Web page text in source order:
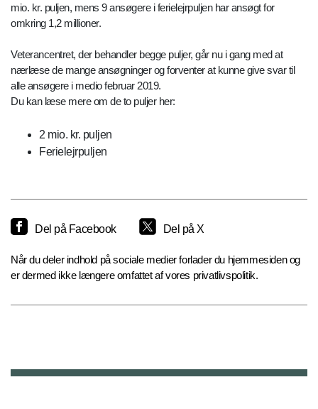
mio. kr. puljen, mens 9 ansøgere i ferielejrpuljen har ansøgt for
omkring 1,2 millioner.
Veterancentret, der behandler begge puljer, går nu i gang med at
nærlæse de mange ansøgninger og forventer at kunne give svar til
alle ansøgere i medio februar 2019.
Du kan læse mere om de to puljer her:
2 mio. kr. puljen
Ferielejrpuljen
Del på Facebook Del på X
Når du deler indhold på sociale medier forlader du hjemmesiden og
er dermed ikke længere omfattet af vores privatlivspolitik.